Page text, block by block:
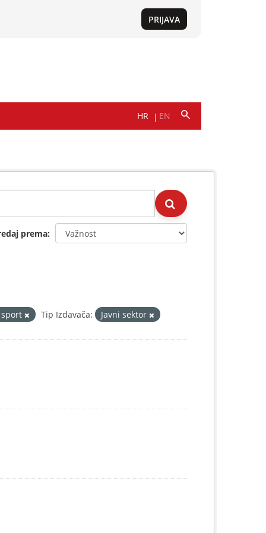
prema
Tip Izdavača: Javni sektor